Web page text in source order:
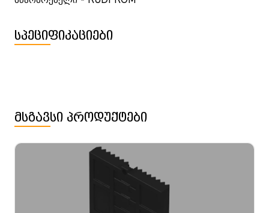
სპეციფიკაციები
მსგავსი პროდუქტები